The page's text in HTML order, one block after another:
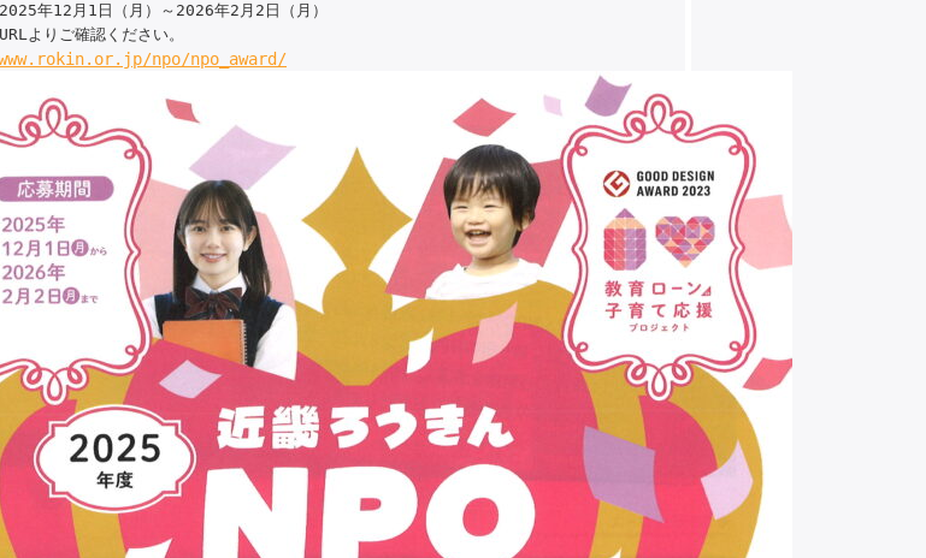
年12月1日（月）～2026年2月2日（月）
npo/npo_award/